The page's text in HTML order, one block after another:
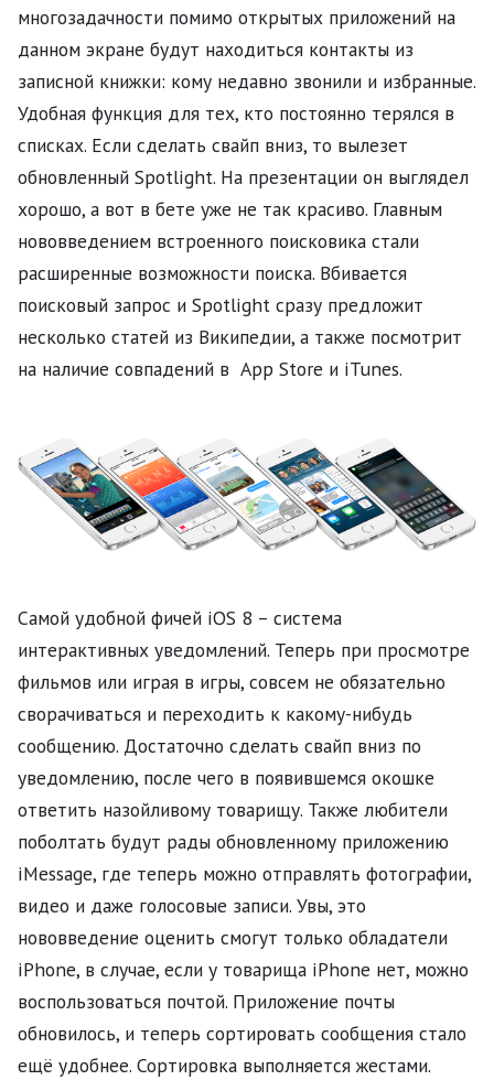
многозадачности помимо открытых приложений на
данном экране будут находиться контакты из
записной книжки: кому недавно звонили и избранные.
Удобная функция для тех, кто постоянно терялся в
списках. Если сделать свайп вниз, то вылезет
обновленный Spotlight. На презентации он выглядел
хорошо, а вот в бете уже не так красиво. Главным
нововведением встроенного поисковика стали
расширенные возможности поиска. Вбивается
поисковый запрос и Spotlight сразу предложит
несколько статей из Википедии, а также посмотрит
на наличие совпадений в App Store и iTunes.
Самой удобной фичей iOS 8 – система
интерактивных уведомлений. Теперь при просмотре
фильмов или играя в игры, совсем не обязательно
сворачиваться и переходить к какому-нибудь
сообщению. Достаточно сделать свайп вниз по
уведомлению, после чего в появившемся окошке
ответить назойливому товарищу. Также любители
поболтать будут рады обновленному приложению
iMessage, где теперь можно отправлять фотографии,
видео и даже голосовые записи. Увы, это
нововведение оценить смогут только обладатели
iPhone, в случае, если у товарища iPhone нет, можно
воспользоваться почтой. Приложение почты
обновилось, и теперь сортировать сообщения стало
ещё удобнее. Сортировка выполняется жестами.